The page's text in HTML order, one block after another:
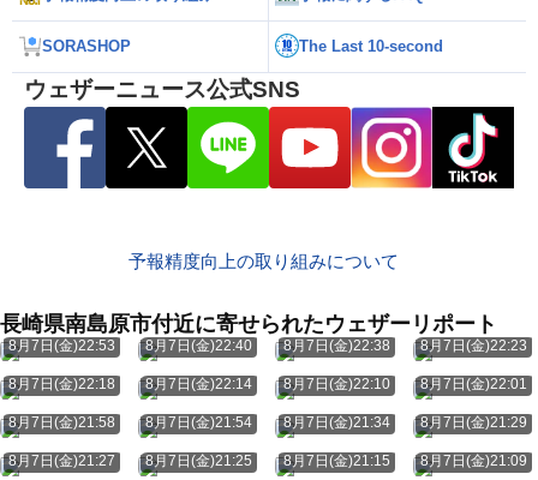
SORASHOP The Last 10-second
ウェザーニュース公式SNS
予報精度向上の取り組みについて
長崎県南島原市付近に寄せられたウェザーリポート
8月7日(金)22:53 8月7日(金)22:40 8月7日(金)22:38 8月7日(金)22:23
8月7日(金)22:18 8月7日(金)22:14 8月7日(金)22:10 8月7日(金)22:01
8月7日(金)21:58 8月7日(金)21:54 8月7日(金)21:34 8月7日(金)21:29
8月7日(金)21:27 8月7日(金)21:25 8月7日(金)21:15 8月7日(金)21:09